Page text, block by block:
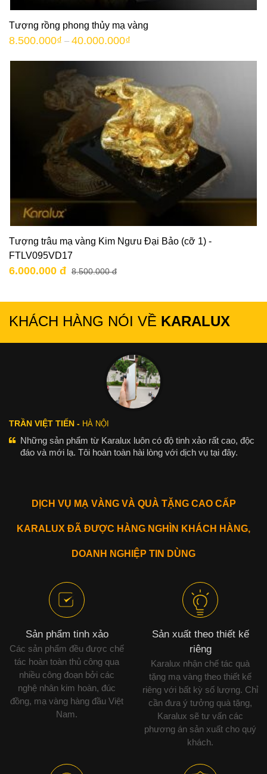
Tượng rồng phong thủy mạ vàng
8.500.000₫ – 40.000.000₫
Tượng trâu mạ vàng Kim Ngưu Đại Bảo (cỡ 1) -
FTLV095VD17
6.000.000 đ 8.500.000 đ
KHÁCH HÀNG NÓI VỀ KARALUX
TRẦN VIỆT TIẾN - HÀ NỘI
Những sản phẩm từ Karalux luôn có độ tinh xảo rất cao, độc
đáo và mới lạ. Tôi hoàn toàn hài lòng với dịch vụ tại đây.
DỊCH VỤ MẠ VÀNG VÀ QUÀ TẶNG CAO CẤP
KARALUX ĐÃ ĐƯỢC HÀNG NGHÌN KHÁCH HÀNG,
DOANH NGHIỆP TIN DÙNG
Sản phẩm tinh xảo
Các sản phẩm đều được chế
tác hoàn toàn thủ công qua
nhiều công đoạn bởi các
nghệ nhân kim hoàn, đúc
đồng, mạ vàng hàng đầu Việt
Nam.
Sản xuất theo thiết kế
riêng
Karalux nhận chế tác quà
tặng mạ vàng theo thiết kế
riêng với bất kỳ số lượng. Chỉ
cần đưa ý tưởng quà tặng,
Karalux sẽ tư vấn các
phương án sản xuất cho quý
khách.